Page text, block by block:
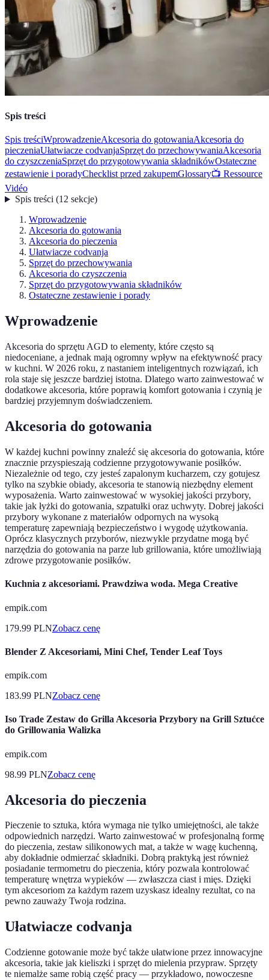
Spis treści
Spis treściWprowadzenieAkcesoria do gotowaniaAkcesoria do
pieczeniaUłatwiacze codvanjaSprzęt do przechowywaniaAkcesoria
do czyszczeniaSprzęt do przygotowywania składnikówOstateczne
zestawienie i poradyChecklist przed zakupemGlossary📺 Ressource
Vidéo
Spis treści(12 sekcje)
Wprowadzenie
Akcesoria do gotowania
Akcesoria do pieczenia
Ułatwiacze codvanja
Sprzęt do przechowywania
Akcesoria do czyszczenia
Sprzęt do przygotowywania składników
Ostateczne zestawienie i porady
Wprowadzenie
Akcesoria do sprzętu AGD to elementy, które często są
niedoceniane, a jednak mają ogromny wpływ na efektywność pracy
w kuchni. W 2026 roku, z nastaniem inteligentnych rozwiązań, ich
rola staje się jeszcze bardziej istotna. Dlatego warto zainwestować w
dodatkowe akcesoria, które poprawią komfort gotowania i czynią je
bardziej przyjemnym doświadczeniem.
Akcesoria do gotowania
W każdej kuchni powinny znaleźć się akcesoria do gotowania, które
znacznie przyspieszają codzienne przygotowywanie posiłków.
Niezależnie od tego, czy jesteś zapalonym kucharzem, czy gotujesz
tylko na szybkie obiady, akcesoria te stanowią niezbędny element
wyposażenia. Warto zainwestować w wysokiej jakości przybory,
takie jak łyżki do gotowania, szpatułki oraz uchwyty. Dobrej jakości
przybory wykonane z materiałów odpornych na wysoką
temperaturę zapewniają bezpieczeństwo i wygodę użytkowania.
Oprócz klasycznych przyborów, niezwykle przydatne mogą być
narzędzia do gotowania na parze lub grillowania, które umożliwiają
zdrowe przygotowanie posiłków.
Kuchnia z akcesoriami. Prawdziwa woda. Mega Creative
empik.com
179.99 PLNZobacz cenę
Blender Z Akcesoriami, Mini Chef, Tender Leaf Toys
empik.com
183.99 PLNZobacz cenę
Iso Trade Zestaw do Grilla Akcesoria Przybory na Grill Sztućce
do Grillowania Walizka
empik.com
98.99 PLNZobacz cenę
Akcesoria do pieczenia
Pieczenie to sztuka, która wymaga nie tylko umiejętności, ale także
odpowiednich narzędzi. Warto zainwestować w profesjonalną formę
do pieczenia, zestaw silikonowych mat, a także w wagę kuchenną,
aby dokładnie odmierzać składniki. Dobrą praktyką jest również
posiadanie termometru do pieczenia, który pozwala kontrolować
temperaturę wnętrza wypieków — zwłaszcza ciast i mięs. Dzięki
tym akcesoriom za każdym razem uzyskasz idealny rezultat, co na
pewno zauważy Twoja rodzina.
Ułatwiacze codvanja
Codzienne gotowanie może być także ułatwione przez innowacyjne
akcesoria, takie jak kieliszki i sprzęt do mielenia przypraw. Sprzęty
te niemalże same robią część pracy — przykładowo, nowoczesne